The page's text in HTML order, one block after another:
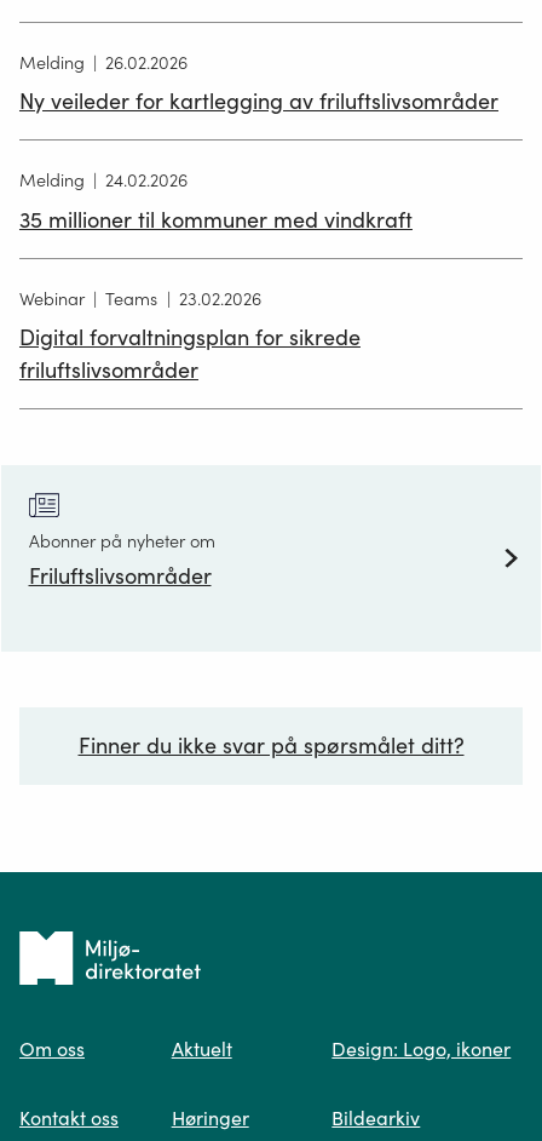
Melding 26.02.2026
Ny veileder for kartlegging av friluftslivsområder
Melding 24.02.2026
35 millioner til kommuner med vindkraft
Webinar Teams 23.02.2026
Digital forvaltningsplan for sikrede
friluftslivsområder
Abonner på nyheter om
Friluftslivsområder
Finner du ikke svar på spørsmålet ditt?
Tilbake
forsiden
Om oss
Kontakt oss
Aktuelt
Høringer
Design: Logo, ikoner
Bildearkiv